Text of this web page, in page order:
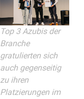
Top 3 Azubis der
Branche
gratulierten sich
auch gegenseitig
zu ihren
Platzierungen im